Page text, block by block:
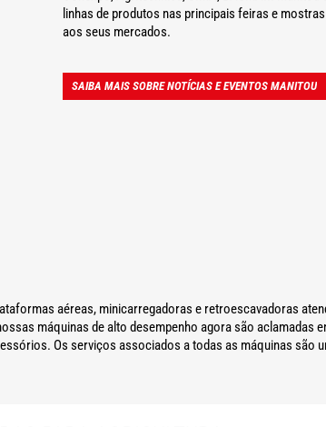
linhas de produtos nas principais feiras e
aos seus mercados.
SAIBA MAIS SOBRE NOTÍCIAS E EVENTOS MANITOU
aéreas, minicarregadoras e retroescavadoras
máquinas de alto desempenho agora são aclamadas
Os serviços associados a todas as máquinas são